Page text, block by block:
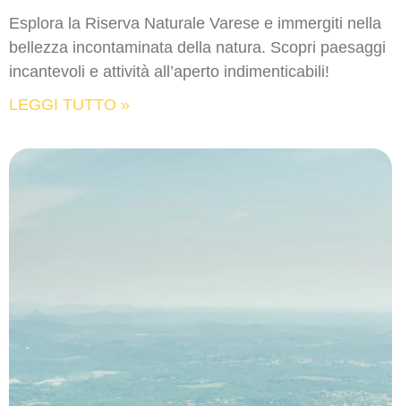
Esplora la Riserva Naturale Varese e immergiti nella
bellezza incontaminata della natura. Scopri paesaggi
incantevoli e attività all’aperto indimenticabili!
LEGGI TUTTO »